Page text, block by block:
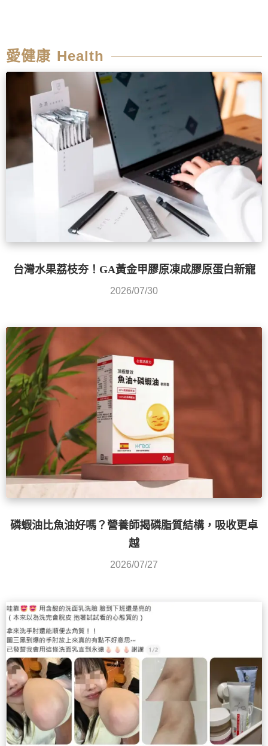
愛健康 Health
台灣水果荔枝夯！GA黃金甲膠原凍成膠原蛋白新寵
2026/07/30
磷蝦油比魚油好嗎？營養師揭磷脂質結構，吸收更卓
越
2026/07/27